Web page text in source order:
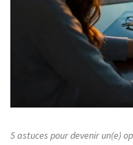
5 astuces pour devenir un(e)